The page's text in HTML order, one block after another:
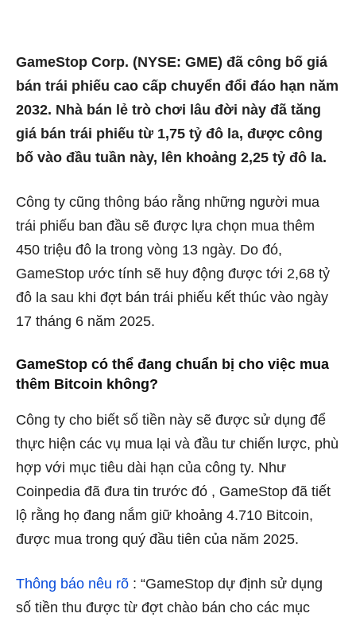
GameStop Corp. (NYSE: GME) đã công bố giá
bán trái phiếu cao cấp chuyển đổi đáo hạn năm
2032. Nhà bán lẻ trò chơi lâu đời này đã tăng
giá bán trái phiếu từ 1,75 tỷ đô la, được công
bố vào đầu tuần này, lên khoảng 2,25 tỷ đô la.
Công ty cũng thông báo rằng những người mua
trái phiếu ban đầu sẽ được lựa chọn mua thêm
450 triệu đô la trong vòng 13 ngày. Do đó,
GameStop ước tính sẽ huy động được tới 2,68 tỷ
đô la sau khi đợt bán trái phiếu kết thúc vào ngày
17 tháng 6 năm 2025.
GameStop có thể đang chuẩn bị cho việc mua
thêm Bitcoin không?
Công ty cho biết số tiền này sẽ được sử dụng để
thực hiện các vụ mua lại và đầu tư chiến lược, phù
hợp với mục tiêu dài hạn của công ty. Như
Coinpedia đã đưa tin trước đó , GameStop đã tiết
lộ rằng họ đang nắm giữ khoảng 4.710 Bitcoin,
được mua trong quý đầu tiên của năm 2025.
Thông báo nêu rõ : “GameStop dự định sử dụng
số tiền thu được từ đợt chào bán cho các mục